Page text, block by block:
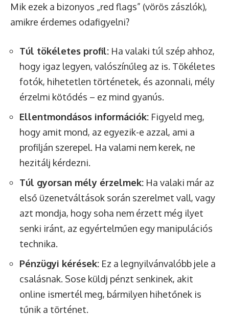
Mik ezek a bizonyos „red flags” (vörös zászlók),
amikre érdemes odafigyelni?
Túl tökéletes profil: Ha valaki túl szép ahhoz,
hogy igaz legyen, valószínűleg az is. Tökéletes
fotók, hihetetlen történetek, és azonnali, mély
érzelmi kötődés – ez mind gyanús.
Ellentmondásos információk: Figyeld meg,
hogy amit mond, az egyezik-e azzal, ami a
profilján szerepel. Ha valami nem kerek, ne
hezitálj kérdezni.
Túl gyorsan mély érzelmek: Ha valaki már az
első üzenetváltások során szerelmet vall, vagy
azt mondja, hogy soha nem érzett még ilyet
senki iránt, az egyértelműen egy manipulációs
technika.
Pénzügyi kérések: Ez a legnyilvánvalóbb jele a
csalásnak. Sose küldj pénzt senkinek, akit
online ismertél meg, bármilyen hihetőnek is
tűnik a történet.